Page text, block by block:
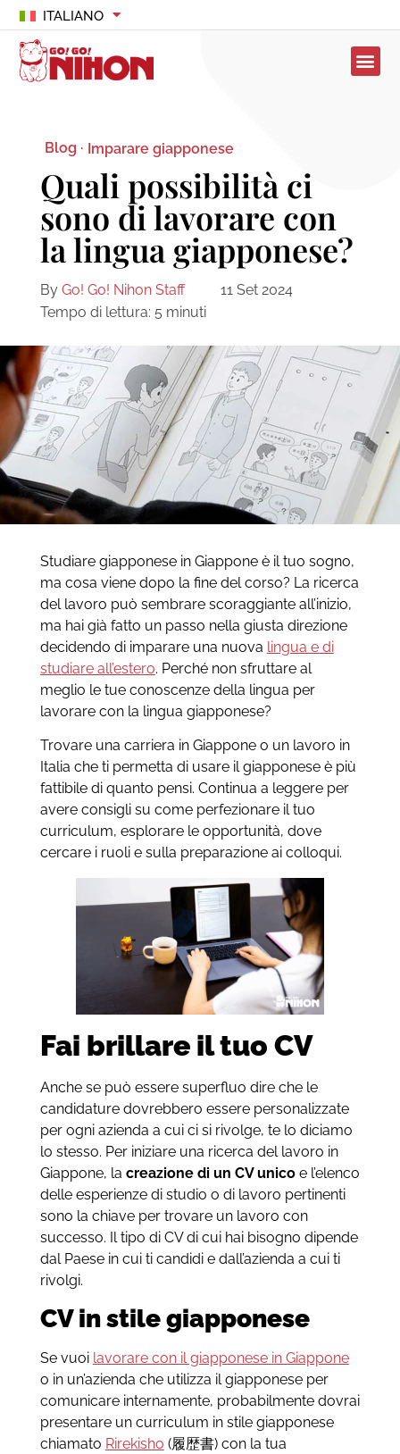
ITALIANO
Blog · Imparare giapponese
Quali possibilità ci
sono di lavorare con
la lingua giapponese?
By Go! Go! Nihon Staff
11 Set 2024
Tempo di lettura: 5 minuti
Studiare giapponese in Giappone è il tuo sogno,
ma cosa viene dopo la fine del corso? La ricerca
del lavoro può sembrare scoraggiante all’inizio,
ma hai già fatto un passo nella giusta direzione
decidendo di imparare una nuova lingua e di
studiare all’estero. Perché non sfruttare al
meglio le tue conoscenze della lingua per
lavorare con la lingua giapponese?
Trovare una carriera in Giappone o un lavoro in
Italia che ti permetta di usare il giapponese è più
fattibile di quanto pensi. Continua a leggere per
avere consigli su come perfezionare il tuo
curriculum, esplorare le opportunità, dove
cercare i ruoli e sulla preparazione ai colloqui.
Fai brillare il tuo CV
Anche se può essere superfluo dire che le
candidature dovrebbero essere personalizzate
per ogni azienda a cui ci si rivolge, te lo diciamo
lo stesso. Per iniziare una ricerca del lavoro in
Giappone, la creazione di un CV unicoe l’elenco
delle esperienze di studio o di lavoro pertinenti
sono la chiave per trovare un lavoro con
successo. Il tipo di CV di cui hai bisogno dipende
dal Paese in cui ti candidi e dall’azienda a cui ti
rivolgi.
CV in stile giapponese
Se vuoi lavorare con il giapponese in Giappone
o in un’azienda che utilizza il giapponese per
comunicare internamente, probabilmente dovrai
presentare un curriculum in stile giapponese
chiamato Rirekisho (履歴書) con la tua